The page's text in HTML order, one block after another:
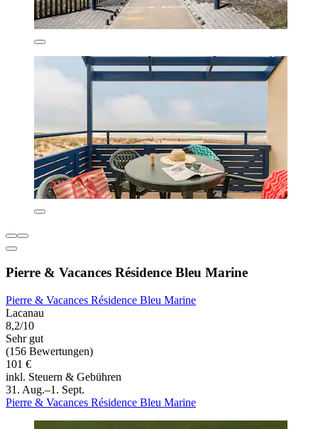
Pierre & Vacances Résidence Bleu Marine
Pierre & Vacances Résidence Bleu Marine
Lacanau
8,2/10
Sehr gut
(156 Bewertungen)
101 €
inkl. Steuern & Gebühren
31. Aug.–1. Sept.
Pierre & Vacances Résidence Bleu Marine